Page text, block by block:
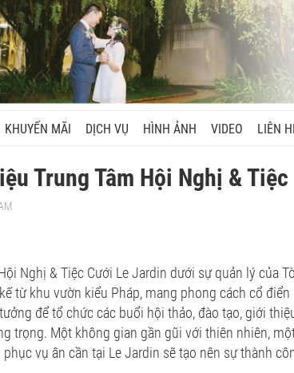
KHUYẾN MÃI DỊCH VỤ HÌNH ẢNH VIDEO LIÊN
Trung Tâm Hội Nghị &
Nghị & Tiệc Cưới Le Jardin dưới sự quản lý của
từ khu vườn kiểu Pháp, mang phong cách cổ
để tổ chức các buổi hội thảo, đào tạo, giới
trọng. Một không gian gần gũi với thiên nhiên,
vụ ân cần tại Le Jardin sẽ tạo nên sự thành